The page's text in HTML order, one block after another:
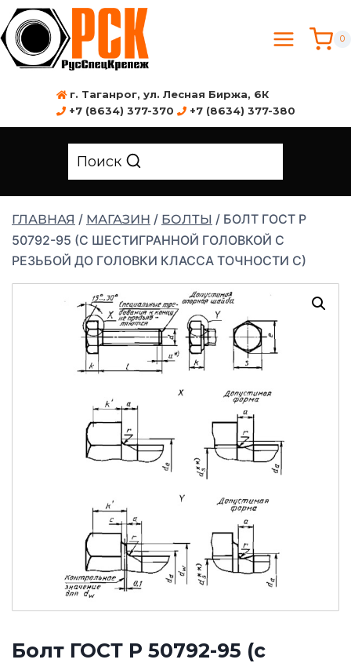
0
г. Таганрог, ул. Лесная Биржа, 6К
+7 (8634) 377-370
+7 (8634) 377-380
Поиск
ГЛАВНАЯ / МАГАЗИН / БОЛТЫ / БОЛТ ГОСТ Р
50792-95 (С ШЕСТИГРАННОЙ ГОЛОВКОЙ С
РЕЗЬБОЙ ДО ГОЛОВКИ КЛАССА ТОЧНОСТИ С)
Болт ГОСТ Р 50792-95 (с